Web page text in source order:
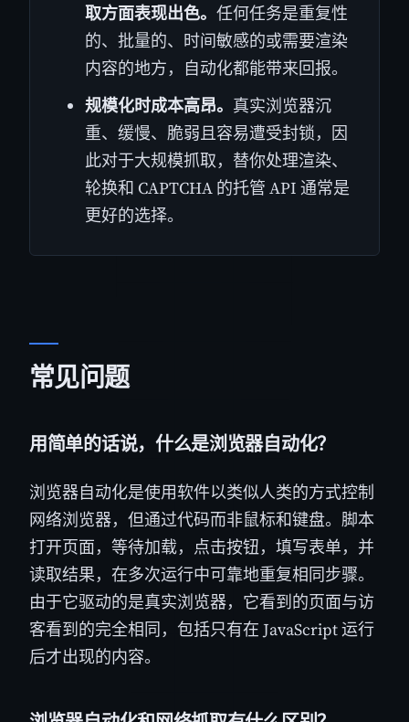
取方面表现出色。 任何任务是重复性
的、批量的、时间敏感的或需要渲染
内容的地方，自动化都能带来回报。
规模化时成本高昂。 真实浏览器沉
重、缓慢、脆弱且容易遭受封锁，因
此对于大规模抓取，替你处理渲染、
轮换和 CAPTCHA 的托管 API 通常是
更好的选择。
常见问题
用简单的话说，什么是浏览器自动化？
浏览器自动化是使用软件以类似人类的方式控制
网络浏览器，但通过代码而非鼠标和键盘。脚本
打开页面，等待加载，点击按钮，填写表单，并
读取结果，在多次运行中可靠地重复相同步骤。
由于它驱动的是真实浏览器，它看到的页面与访
客看到的完全相同，包括只有在 JavaScript 运行
后才出现的内容。